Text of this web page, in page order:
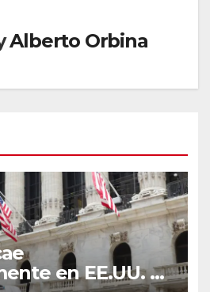
Alberto Orbina
en EE.UU. y